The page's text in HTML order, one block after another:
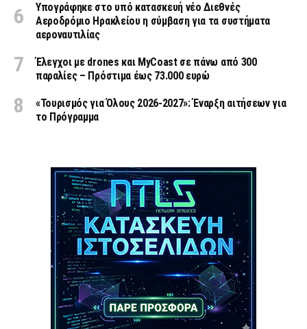
Υπογράφηκε στο υπό κατασκευή νέο Διεθνές
Αεροδρόμιο Ηρακλείου η σύμβαση για τα συστήματα
αεροναυτιλίας
Έλεγχοι με drones και MyCoast σε πάνω από 300
παραλίες – Πρόστιμα έως 73.000 ευρώ
«Τουρισμός για Όλους 2026-2027»: Έναρξη αιτήσεων για
το Πρόγραμμα